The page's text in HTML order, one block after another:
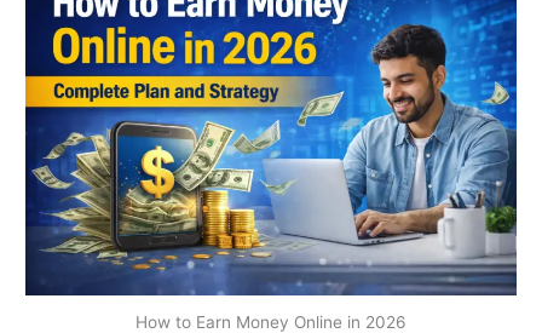
How to Earn Money Online in 2026